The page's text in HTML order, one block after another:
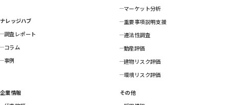
マーケット分析
重要事項説明支援
遵法性調査
動産評価
建物リスク評価
環境リスク評価
企業情報
ナレッジハブ
調査レポート
コラム
事例
その他